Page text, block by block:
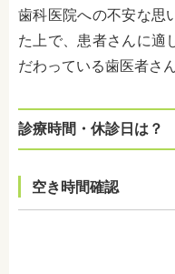
歯科医院への不安な思
た上で、患者さんに適
だわっている歯医者さん
診療時間・休診日は？
空き時間確認